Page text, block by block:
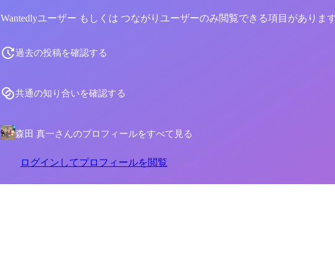
Wantedlyユーザー もしくは つながりユーザーのみ閲覧できる項目がありま
過去の投稿を確認する
共通の知り合いを確認する
森田 真一さんのプロフィールをすべて見る
ログインしてプロフィールを閲覧